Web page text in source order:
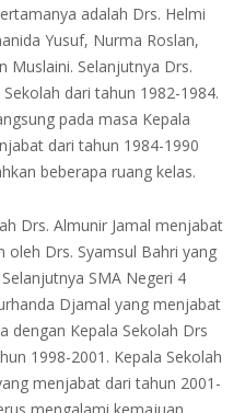
adalah Drs. Helmi
Yusuf, Nurma Roslan,
Muslaini. Selanjutnya Drs.
dari tahun 1982-1984.
pada masa Kepala
dari tahun 1984-1990
beberapa ruang kelas.
Drs. Almunir Jamal menjabat
oleh Drs. Syamsul Bahri yang
SMA Negeri 4
Djamal yang menjabat
dengan Kepala Sekolah Drs
1998-2001. Kepala Sekolah
menjabat dari tahun 2001-